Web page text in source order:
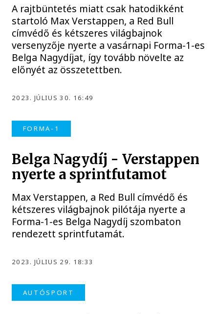
A rajtbüntetés miatt csak hatodikként
startoló Max Verstappen, a Red Bull
címvédő és kétszeres világbajnok
versenyzője nyerte a vasárnapi Forma-1-es
Belga Nagydíjat, így tovább növelte az
előnyét az összetettben.
2023. JÚLIUS 30. 16:49
FORMA-1
Belga Nagydíj - Verstappen
nyerte a sprintfutamot
Max Verstappen, a Red Bull címvédő és
kétszeres világbajnok pilótája nyerte a
Forma-1-es Belga Nagydíj szombaton
rendezett sprintfutamát.
2023. JÚLIUS 29. 18:33
AUTÓSPORT